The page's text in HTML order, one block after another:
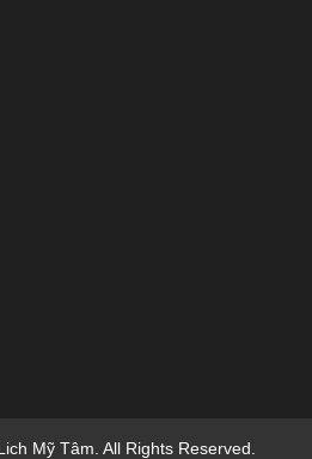
Mỹ Tâm. All Rights Reserved.